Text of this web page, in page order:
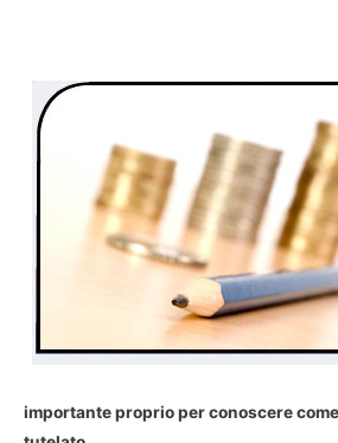
importante proprio per conoscere